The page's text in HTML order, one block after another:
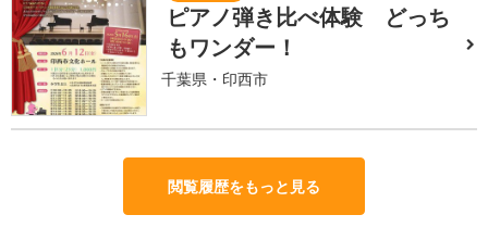
ピアノ弾き比べ体験 どっち
もワンダー！
千葉県・印西市
閲覧履歴をもっと見る